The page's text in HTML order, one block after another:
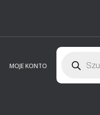
MOJE KONTO produktów